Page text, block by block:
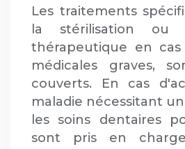
Les traitements
la stérilisation ou
thérapeutique en
médicales graves,
couverts. En cas
maladie nécessitant
les soins dentaires
sont pris en charge.